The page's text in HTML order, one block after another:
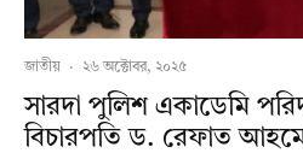
জাতীয় · ২৬ অক্টোবর, ২০২৫
সারদা পুলিশ একাডেমি
বিচারপতি ড. রেফাত